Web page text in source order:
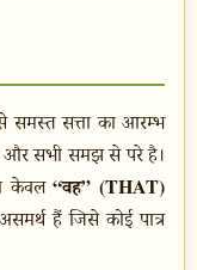
समस्त सत्ता का आरम्भ
और सभी समझ से परे है।
केवल“वह” (THAT)
हैं जिसे कोई पात्र